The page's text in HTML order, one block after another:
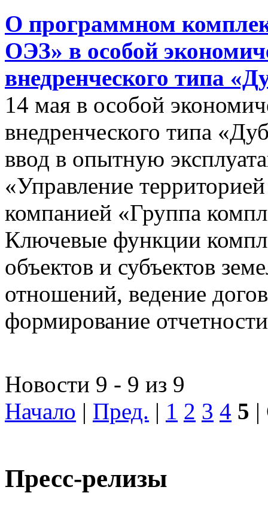
О программном
ОЭЗ» в особой
внедренческого типа
14 мая в особой
внедренческого типа
ввод в опытную
«Управление
компанией «Группа
Ключевые функции
объектов и субъектов
отношений, ведение
формирование
Новости 9 - 9 из 9
Начало | Пред. | 1 2 3 4 5 |
Пресс-релизы